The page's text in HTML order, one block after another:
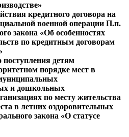
кредитного договора на
военной операции П.п.
закона «Об особенностях
по кредитным договорам
детям
порядке мест в
и дошкольных
по месту жительства
в летних оздоровительных
закона «О статусе